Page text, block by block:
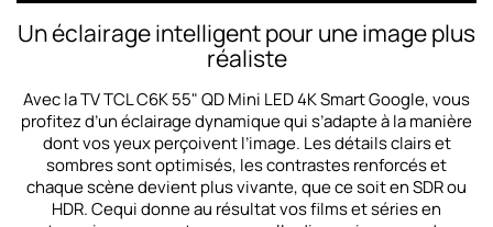
Un éclairage intelligent pour une image plus
réaliste
Avec la TV TCL C6K 55" QD Mini LED 4K Smart Google, vous
profitez d’un éclairage dynamique qui s’adapte à la manière
dont vos yeux perçoivent l’image. Les détails clairs et
sombres sont optimisés, les contrastes renforcés et
chaque scène devient plus vivante, que ce soit en SDR ou
HDR. Cequi donne au résultat vos films et séries en